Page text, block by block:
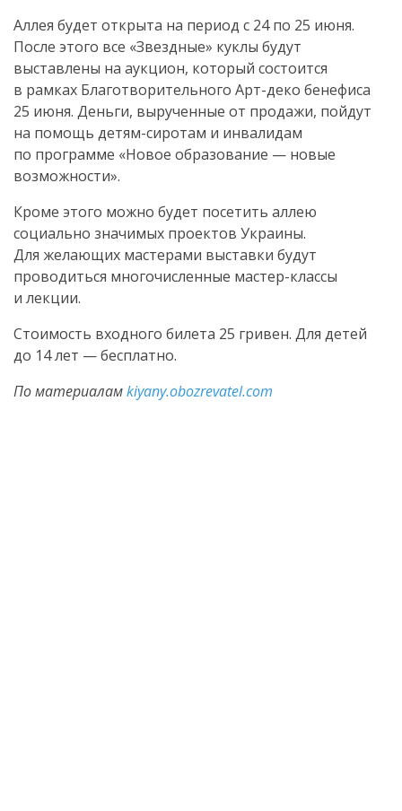
Аллея будет открыта на период с 24 по 25 июня.
После этого все «Звездные» куклы будут
выставлены на аукцион, который состоится
в рамках Благотворительного Арт-деко бенефиса
25 июня. Деньги, вырученные от продажи, пойдут
на помощь детям-сиротам и инвалидам
по программе «Новое образование — новые
возможности».
Кроме этого можно будет посетить аллею
социально значимых проектов Украины.
Для желающих мастерами выставки будут
проводиться многочисленные мастер-классы
и лекции.
Стоимость входного билета 25 гривен. Для детей
до 14 лет — бесплатно.
По материаламkiyany.obozrevatel.com